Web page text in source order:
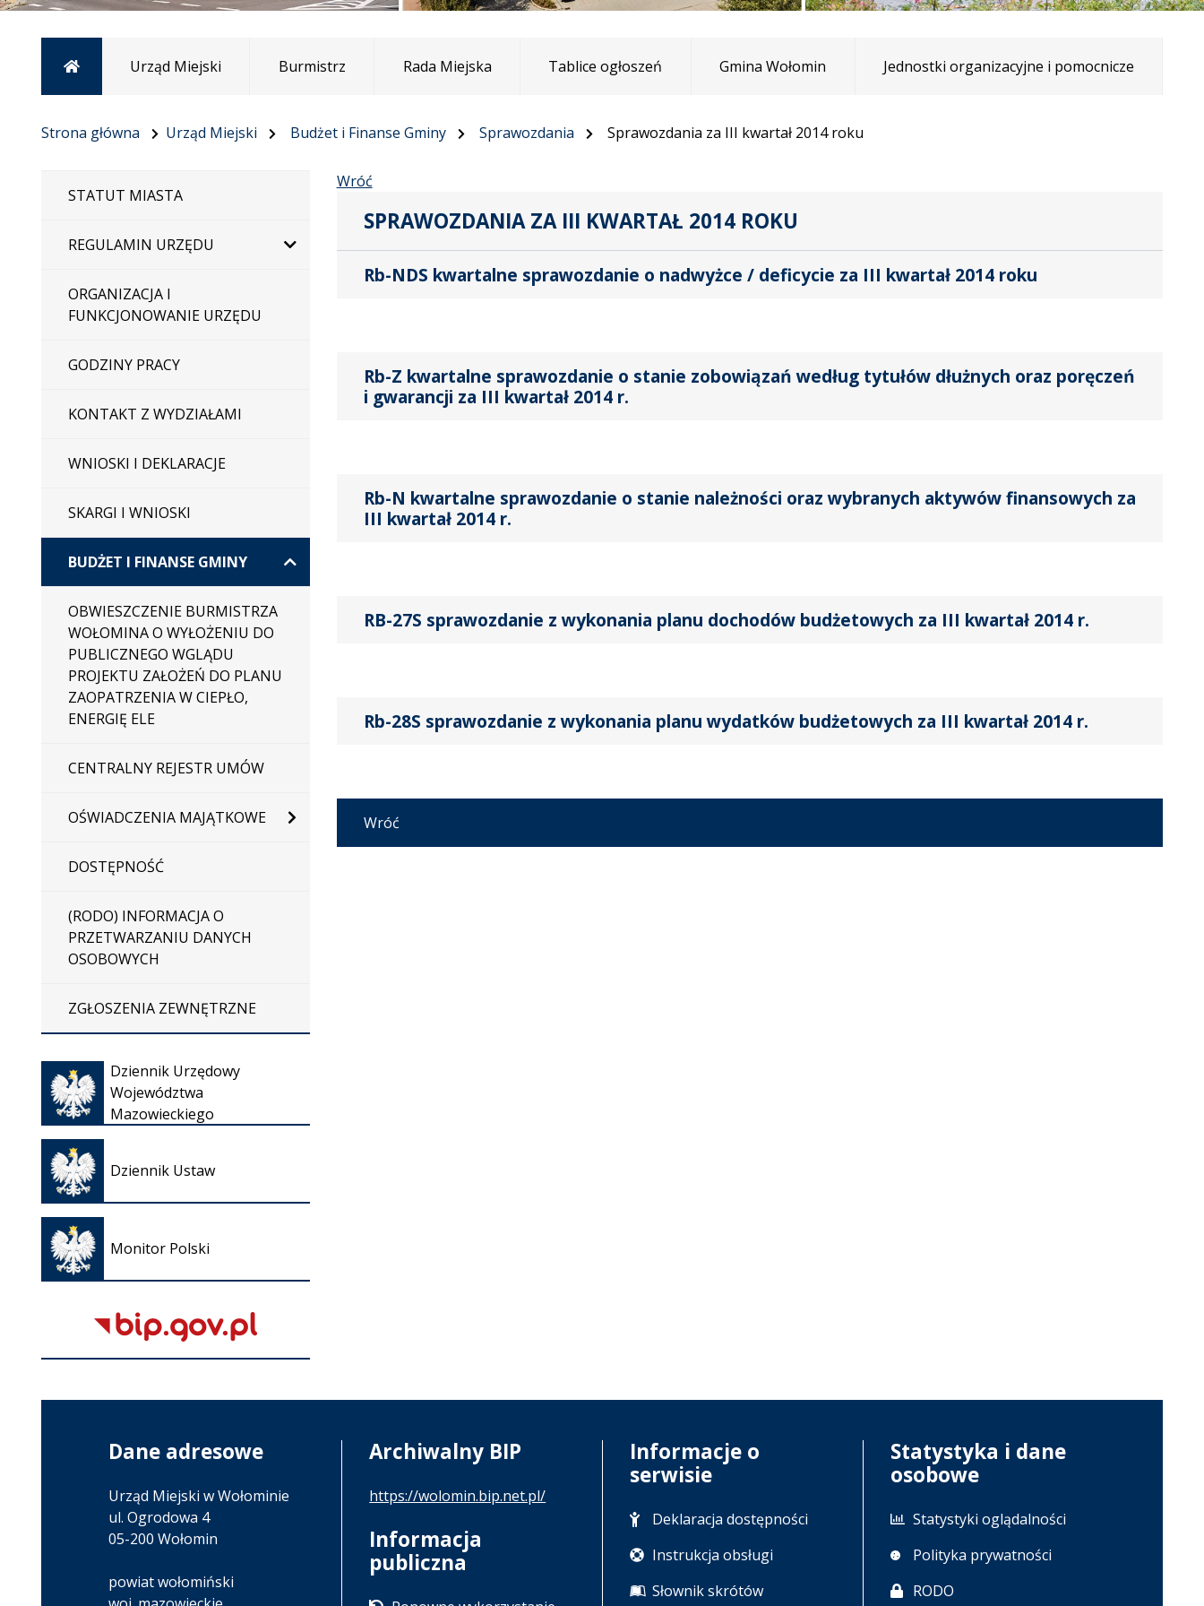
Strona głównaUrząd Miejski Burmistrz Rada Miejska Tablice ogłoszeń Gmina Wołomin Jednostki organizacyjne i pomocnicze
Strona główna Urząd Miejski Budżet i Finanse Gminy Sprawozdania Sprawozdania za III kwartał 2014 roku
STATUT MIASTA
REGULAMIN URZĘDU
ORGANIZACJA I
FUNKCJONOWANIE URZĘDU
GODZINY PRACY
KONTAKT Z WYDZIAŁAMI
WNIOSKI I DEKLARACJE
SKARGI I WNIOSKI
BUDŻET I FINANSE GMINY
OBWIESZCZENIE BURMISTRZA
WOŁOMINA O WYŁOŻENIU DO
PUBLICZNEGO WGLĄDU
PROJEKTU ZAŁOŻEŃ DO PLANU
ZAOPATRZENIA W CIEPŁO,
ENERGIĘ ELE
CENTRALNY REJESTR UMÓW
OŚWIADCZENIA MAJĄTKOWE
DOSTĘPNOŚĆ
(RODO) INFORMACJA O
PRZETWARZANIU DANYCH
OSOBOWYCH
ZGŁOSZENIA ZEWNĘTRZNE
Dziennik Urzędowy
Województwa
Mazowieckiego
Otwiera
się w
nowej
karcie
Dziennik Ustaw
Otwiera
się w
nowej
karcie
Monitor Polski
Otwiera
się w
nowej
karcie
Wróć
SPRAWOZDANIA ZA III KWARTAŁ 2014 ROKU
Rb-NDS kwartalne sprawozdanie o nadwyżce / deficycie za III kwartał 2014 roku
Rb-Z kwartalne sprawozdanie o stanie zobowiązań według tytułów dłużnych oraz poręczeń
i gwarancji za III kwartał 2014 r.
Rb-N kwartalne sprawozdanie o stanie należności oraz wybranych aktywów finansowych za
III kwartał 2014 r.
RB-27S sprawozdanie z wykonania planu dochodów budżetowych za III kwartał 2014 r.
Rb-28S sprawozdanie z wykonania planu wydatków budżetowych za III kwartał 2014 r.
Wróć
Dane adresowe
Urząd Miejski w Wołominie
ul. Ogrodowa 4
05-200 Wołomin
powiat wołomiński
Archiwalny BIP
https://wolomin.bip.net.pl/
Informacja
publiczna
Informacje o
serwisie
Deklaracja dostępności
Instrukcja obsługi
Słownik skrótów
Statystyka i dane
osobowe
Statystyki oglądalności
Polityka prywatności
RODO